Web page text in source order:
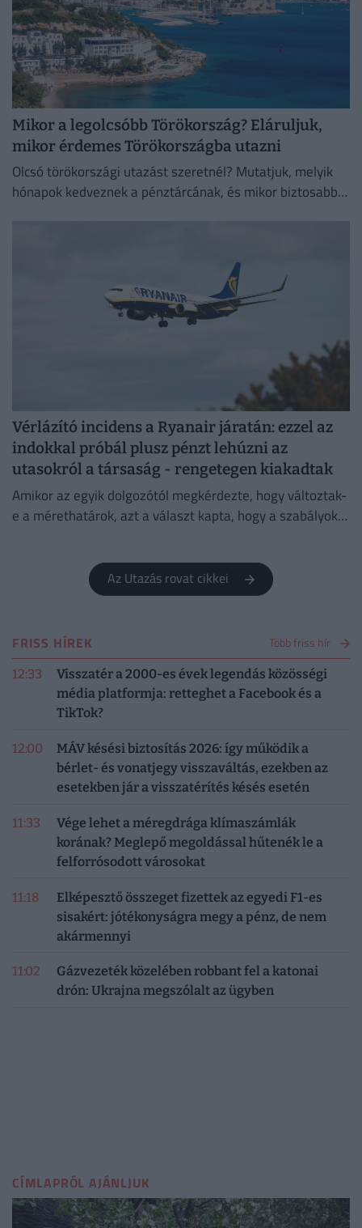
Mikor a legolcsóbb Törökország? Eláruljuk,
mikor érdemes Törökországba utazni
Olcsó törökországi utazást szeretnél? Mutatjuk, melyik
hónapok kedveznek a pénztárcának, és mikor biztosabb a
Vérlázító incidens a Ryanair járatán: ezzel az
indokkal próbál plusz pénzt lehúzni az
utasokról a társaság - rengetegen kiakadtak
Amikor az egyik dolgozótól megkérdezte, hogy változtak-
e a mérethatárok, azt a választ kapta, hogy a szabályok
Az Utazás rovat cikkei
FRISS HÍREK Több friss hír
12:33
Visszatér a 2000-es évek legendás közösségi
média platformja: retteghet a Facebook és a
TikTok?
12:00
MÁV késési biztosítás 2026: így működik a
bérlet- és vonatjegy visszaváltás, ezekben az
esetekben jár a visszatérítés késés esetén
11:33
Vége lehet a méregdrága klímaszámlák
korának? Meglepő megoldással hűtenék le a
felforrósodott városokat
11:18
Elképesztő összeget fizettek az egyedi F1-es
sisakért: jótékonyságra megy a pénz, de nem
akármennyi
11:02
Gázvezeték közelében robbant fel a katonai
drón: Ukrajna megszólalt az ügyben
CÍMLAPRÓL AJÁNLJUK